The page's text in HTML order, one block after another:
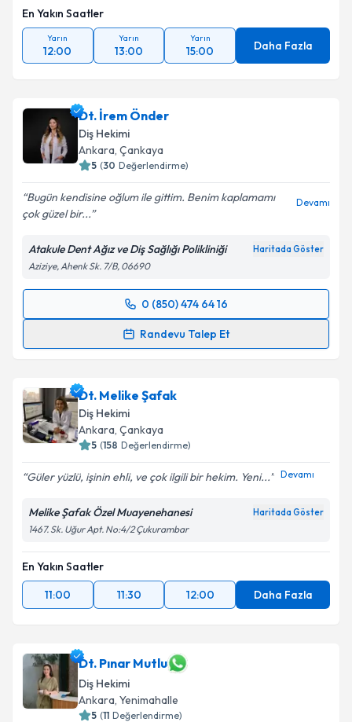
En Yakın Saatler
Yarın
12:00
Yarın
13:00
Yarın
15:00 Daha Fazla
Dt. İrem Önder
Diş Hekimi
Ankara, Çankaya
5 (30 Değerlendirme)
Bugün kendisine oğlum ile gittim. Benim kaplamamı
çok güzel bir...
Devamı
Atakule Dent Ağız ve Diş Sağlığı Polikliniği Haritada Göster
Aziziye, Ahenk Sk. 7/B, 06690
0 (850) 474 64 16
Randevu Talep Et
Randevu Takvimi Talebi
hazırlandığında e-posta ile bilgilendireceğiz.
E-posta Adresiniz
Kişisel verilerimin işlenmesine ilişkin
Metni'ni okudum ve kişisel verilerimin belirtilen
kapsamda işlenmesini kabul ediyorum.
Takvim Talebini Gönder
Dt. Melike Şafak
Diş Hekimi
Ankara, Çankaya
5 (158 Değerlendirme)
Güler yüzlü, işinin ehli, ve çok ilgili bir hekim. Yeni... Devamı
Melike Şafak Özel Muayenehanesi Haritada Göster
1467. Sk. Uğur Apt. No:4/2 Çukurambar
En Yakın Saatler
11:00
11:30 12:00 Daha Fazla
Dt. Pınar Mutlu
Diş Hekimi
Ankara, Yenimahalle
5 (11 Değerlendirme)